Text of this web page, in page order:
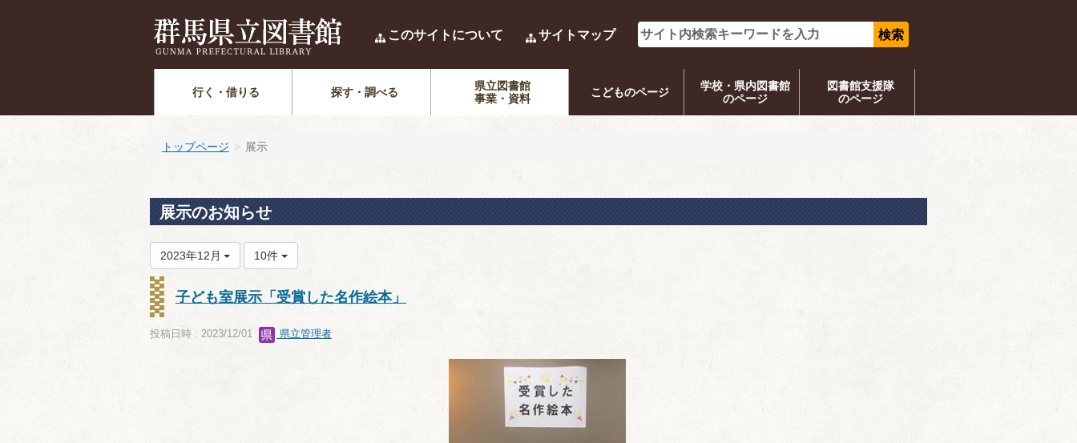
このサイトについて サイトマップ
行く・借りる 探す・調べる
県立図書館
事業・資料
こどものページ
学校・県内図書館
のページ
図書館支援隊
のページ
トップページ 展示
展示のお知らせ
2023年12月 10件
子ども室展示「受賞した名作絵本」
投稿日時 : 2023/12/01 県立管理者